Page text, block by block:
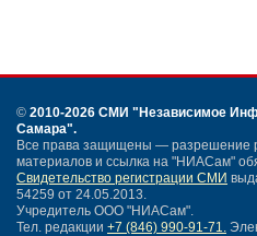
© 2010-2026 СМИ "Независимое
Самара".
Все права защищены — разрешение
материалов и ссылка на "НИАСам"
Свидетельство регистрации СМИ
54259 от 24.05.2013.
Учредитель ООО "НИАСам".
Тел. редакции +7 (846) 990-91-71.